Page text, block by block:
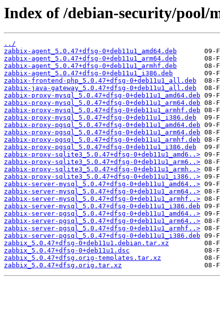
Index of /debian-security/pool/
../
zabbix-agent_5.0.47+dfsg-0+deb11u1_amd64.deb
zabbix-agent_5.0.47+dfsg-0+deb11u1_arm64.deb
zabbix-agent_5.0.47+dfsg-0+deb11u1_armhf.deb
zabbix-agent_5.0.47+dfsg-0+deb11u1_i386.deb
zabbix-frontend-php_5.0.47+dfsg-0+deb11u1_all.deb
zabbix-java-gateway_5.0.47+dfsg-0+deb11u1_all.deb
zabbix-proxy-mysql_5.0.47+dfsg-0+deb11u1_amd64.deb
zabbix-proxy-mysql_5.0.47+dfsg-0+deb11u1_arm64.deb
zabbix-proxy-mysql_5.0.47+dfsg-0+deb11u1_armhf.deb
zabbix-proxy-mysql_5.0.47+dfsg-0+deb11u1_i386.deb
zabbix-proxy-pgsql_5.0.47+dfsg-0+deb11u1_amd64.deb
zabbix-proxy-pgsql_5.0.47+dfsg-0+deb11u1_arm64.deb
zabbix-proxy-pgsql_5.0.47+dfsg-0+deb11u1_armhf.deb
zabbix-proxy-pgsql_5.0.47+dfsg-0+deb11u1_i386.deb
zabbix-proxy-sqlite3_5.0.47+dfsg-0+deb11u1_amd6..>
zabbix-proxy-sqlite3_5.0.47+dfsg-0+deb11u1_arm6..>
zabbix-proxy-sqlite3_5.0.47+dfsg-0+deb11u1_armh..>
zabbix-proxy-sqlite3_5.0.47+dfsg-0+deb11u1_i386..>
zabbix-server-mysql_5.0.47+dfsg-0+deb11u1_amd64..>
zabbix-server-mysql_5.0.47+dfsg-0+deb11u1_arm64..>
zabbix-server-mysql_5.0.47+dfsg-0+deb11u1_armhf..>
zabbix-server-mysql_5.0.47+dfsg-0+deb11u1_i386.deb
zabbix-server-pgsql_5.0.47+dfsg-0+deb11u1_amd64..>
zabbix-server-pgsql_5.0.47+dfsg-0+deb11u1_arm64..>
zabbix-server-pgsql_5.0.47+dfsg-0+deb11u1_armhf..>
zabbix-server-pgsql_5.0.47+dfsg-0+deb11u1_i386.deb
zabbix_5.0.47+dfsg-0+deb11u1.debian.tar.xz
zabbix_5.0.47+dfsg-0+deb11u1.dsc
zabbix_5.0.47+dfsg.orig-templates.tar.xz
zabbix_5.0.47+dfsg.orig.tar.xz